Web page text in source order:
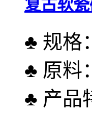
复古软
♣ 规格
♣ 原料
♣ 产品